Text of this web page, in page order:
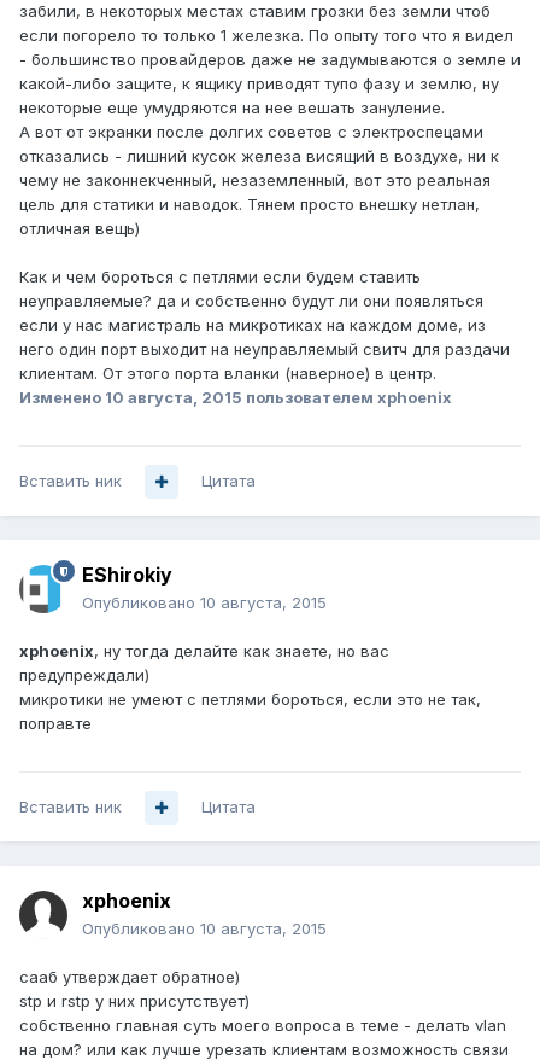
забили, в некоторых местах ставим грозки без земли чтоб
если погорело то только 1 железка. По опыту того что я видел
- большинство провайдеров даже не задумываются о земле и
какой-либо защите, к ящику приводят тупо фазу и землю, ну
некоторые еще умудряются на нее вешать зануление.
А вот от экранки после долгих советов с электроспецами
отказались - лишний кусок железа висящий в воздухе, ни к
чему не законнекченный, незаземленный, вот это реальная
цель для статики и наводок. Тянем просто внешку нетлан,
отличная вещь)
Как и чем бороться с петлями если будем ставить
неуправляемые? да и собственно будут ли они появляться
если у нас магистраль на микротиках на каждом доме, из
него один порт выходит на неуправляемый свитч для раздачи
клиентам. От этого порта вланки (наверное) в центр.
Изменено 10 августа, 2015 пользователем xphoenix
Вставить ник Цитата
EShirokiy
Опубликовано 10 августа, 2015
xphoenix, ну тогда делайте как знаете, но вас
предупреждали)
микротики не умеют с петлями бороться, если это не так,
поправте
Вставить ник Цитата
xphoenix
Опубликовано 10 августа, 2015
сааб утверждает обратное)
stp и rstp у них присутствует)
собственно главная суть моего вопроса в теме - делать vlan
на дом? или как лучше урезать клиентам возможность связи